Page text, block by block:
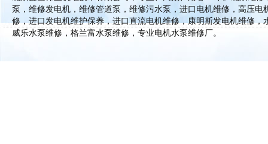
泵，维修发电机，维修管道泵，维修污水泵，进口电机维修，高压
修，进口发电机维护保养，进口直流电机维修，康明斯发电机维修
威乐水泵维修，格兰富水泵维修，专业电机水泵维修厂。